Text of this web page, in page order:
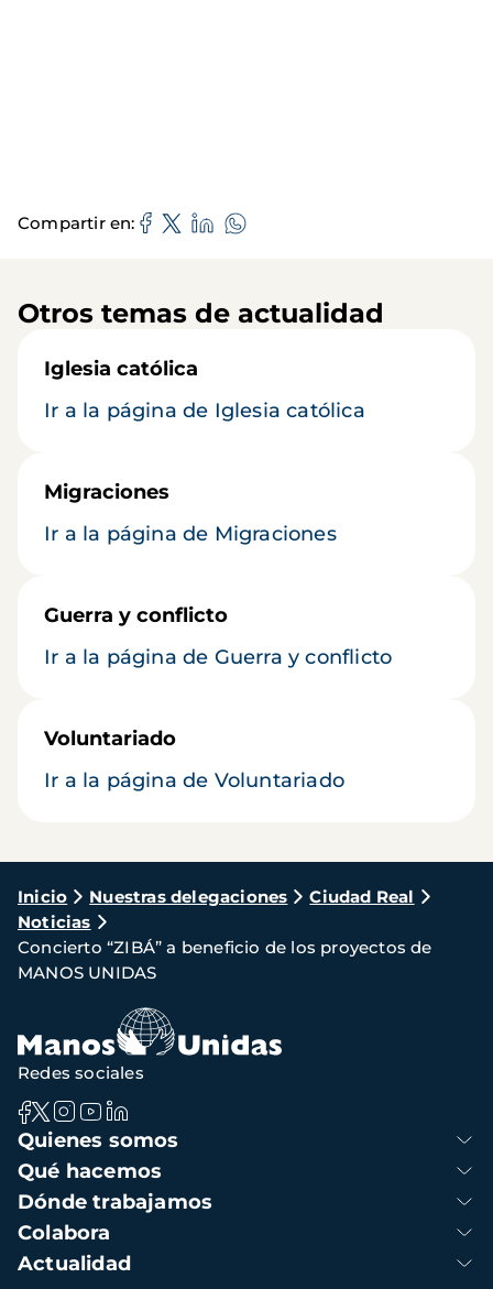
Compartir en
Otros temas de actualidad
Iglesia católica
Ir a la página de Iglesia católica
Migraciones
Ir a la página de Migraciones
Guerra y conflicto
Ir a la página de Guerra y conflicto
Voluntariado
Ir a la página de Voluntariado
Ruta
de
navegación
Inicio Nuestras delegaciones
Ciudad Real
Noticias
Concierto “ZIBÁ” a beneficio de los proyectos de
MANOS UNIDAS
Navegación
principal
Quienes somos
Qué hacemos
Dónde trabajamos
Colabora
Actualidad
Redes sociales